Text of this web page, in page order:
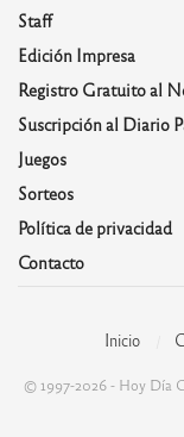
Staff
Edición Impresa
Registro Gratuito al
Suscripción al Diario
Juegos
Sorteos
Política de privacidad
Contacto
Inicio
© 1997-2026 - Hoy Día